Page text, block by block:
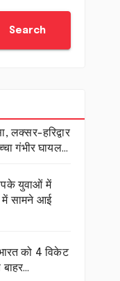
Search
लक्सर-हरिद्वार
गंभीर घायल…
युवाओं में
में सामने आई
को 4 विकेट